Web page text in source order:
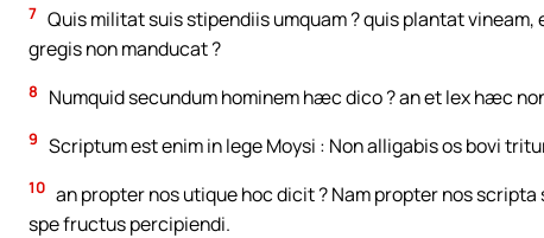
7 Quis militat suis stipendiis umquam ? quis plantat
gregis non manducat ?
8 Numquid secundum hominem hæc dico ? an et lex hæc
9 Scriptum est enim in lege Moysi : Non alligabis os bovi
10 an propter nos utique hoc dicit ? Nam propter nos
spe fructus percipiendi.